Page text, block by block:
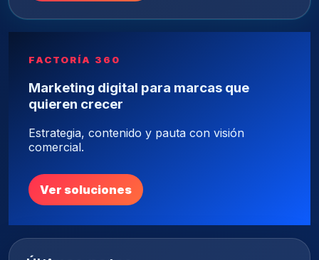
FACTORÍA 360
Marketing digital para marcas que
quieren crecer
Estrategia, contenido y pauta con visión
comercial.
Ver soluciones